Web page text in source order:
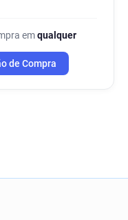
emqualquer
de Compra